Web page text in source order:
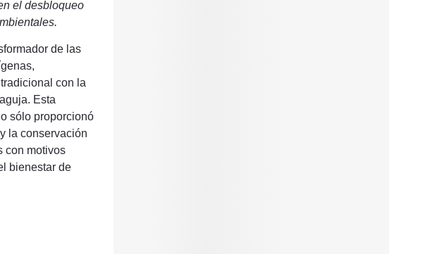
el desbloqueo
de las
con la
Esta
sólo proporcionó
la conservación
con motivos
bienestar de